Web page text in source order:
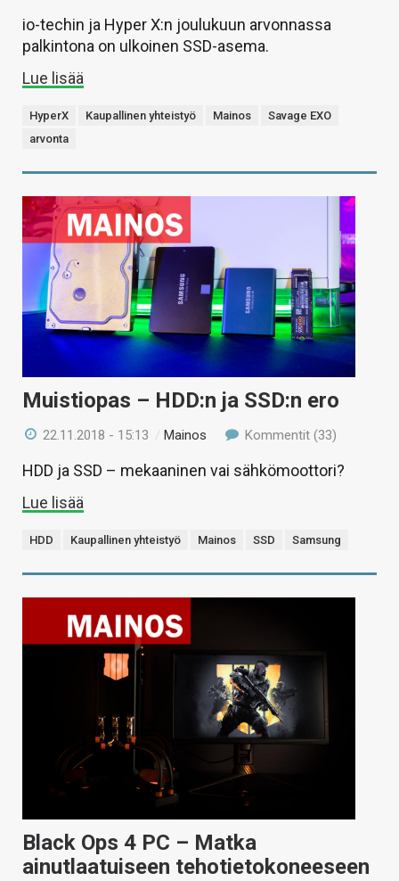
io-techin ja Hyper X:n joulukuun arvonnassa
palkintona on ulkoinen SSD-asema.
Lue lisää
HyperX Kaupallinen yhteistyö Mainos
Savage EXO
arvonta
Muistiopas – HDD:n ja SSD:n ero
22.11.2018 - 15:13 /Mainos Kommentit (33)
HDD ja SSD – mekaaninen vai sähkömoottori?
Lue lisää
HDD Kaupallinen yhteistyö Mainos SSD Samsung
Black Ops 4 PC – Matka
ainutlaatuiseen tehotietokoneeseen